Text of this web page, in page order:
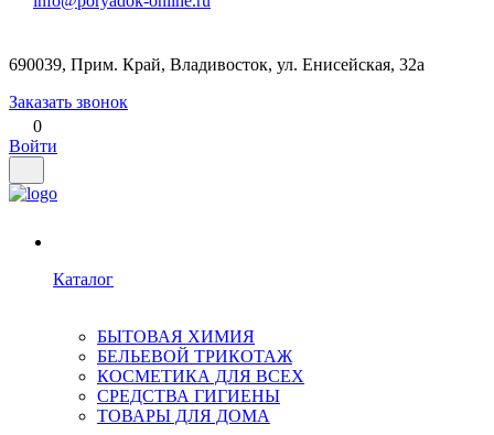
690039, Прим. Край, Владивосток, ул. Енисейская, 32а
Заказать звонок
0
Войти
Каталог
БЫТОВАЯ ХИМИЯ
БЕЛЬЕВОЙ ТРИКОТАЖ
КОСМЕТИКА ДЛЯ ВСЕХ
СРЕДСТВА ГИГИЕНЫ
ТОВАРЫ ДЛЯ ДОМА